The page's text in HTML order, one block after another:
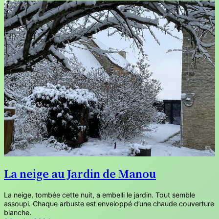
La neige au Jardin de Manou
La neige, tombée cette nuit, a embelli le jardin. Tout semble
assoupi. Chaque arbuste est enveloppé d’une chaude couverture
blanche.